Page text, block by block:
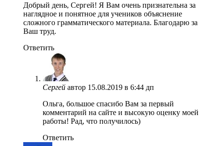
Добрый день, Сергей! Я Вам очень признательна за
наглядное и понятное для учеников объяснение
сложного грамматического материала. Благодарю за
Ваш труд.
Ответить
Сергей автор 15.08.2019 в 6:44 дп
Ольга, большое спасибо Вам за первый
комментарий на сайте и высокую оценку моей
работы! Рад, что получилось)
Ответить